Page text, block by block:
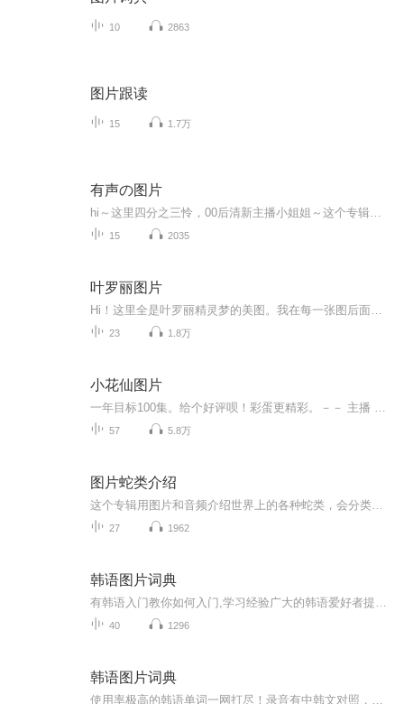
10 2863
图片跟读
15 1.7万
有声の图片
15 2035
叶罗丽图片
23 1.8万
小花仙图片
57 5.8万
图片蛇类介绍
27 1962
韩语图片词典
40 1296
韩语图片词典